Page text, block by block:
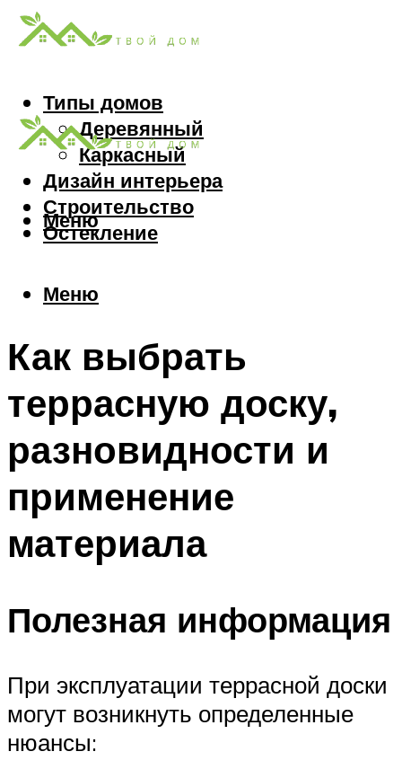
Типы домов
Деревянный
Каркасный
Дизайн интерьера
Строительство
Остекление
Меню
Меню
Как выбрать
террасную доску,
разновидности и
применение
материала
Полезная информация
При эксплуатации террасной доски
могут возникнуть определенные
нюансы: